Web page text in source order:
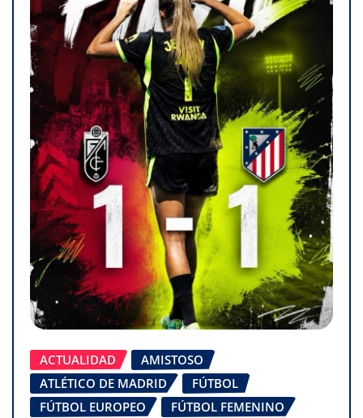
ACTUALIDAD
AMISTOSO
ATLÉTICO DE MADRID
FÚTBOL
FÚTBOL EUROPEO
FÚTBOL FEMENINO